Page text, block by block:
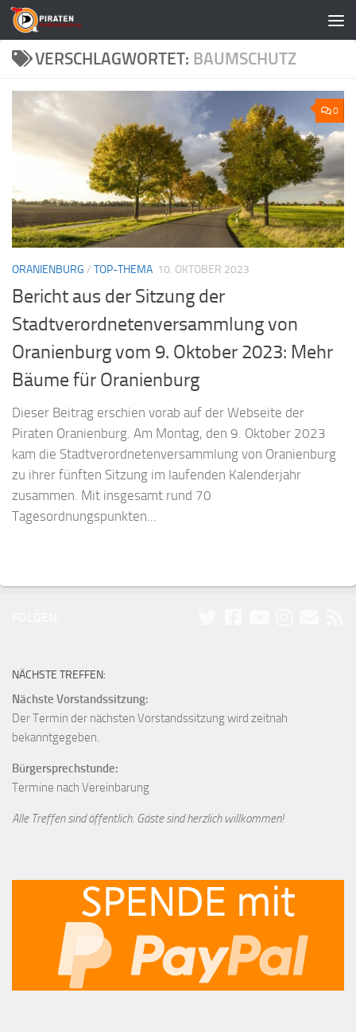
Zum Inhalt springen
VERSCHLAGWORTET: BAUMSCHUTZ
0
ORANIENBURG / TOP-THEMA 10. OKTOBER 2023
Bericht aus der Sitzung der
Stadtverordnetenversammlung von
Oranienburg vom 9. Oktober 2023: Mehr
Bäume für Oranienburg
Dieser Beitrag erschien vorab auf der Webseite der
Piraten Oranienburg. Am Montag, den 9. Oktober 2023
kam die Stadtverordnetenversammlung von Oranienburg
zu ihrer fünften Sitzung im laufenden Kalenderjahr
zusammen. Mit insgesamt rund 70
Tagesordnungspunkten...
NÄCHSTE TREFFEN:
Nächste Vorstandssitzung:
Der Termin der nächsten Vorstandssitzung wird zeitnah
bekanntgegeben.
Bürgersprechstunde:
Termine nach Vereinbarung
Alle Treffen sind öffentlich. Gäste sind herzlich willkommen!